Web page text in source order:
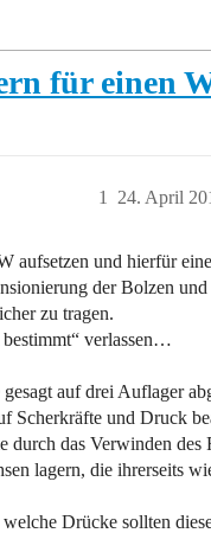
für einen
24. April
1
aufsetzen und hierfür eine
der Bolzen und
zu tragen.
verlassen…
auf drei Auflager
Scherkräfte und Druck
durch das Verwinden des
lagern, die ihrerseits
Drücke sollten